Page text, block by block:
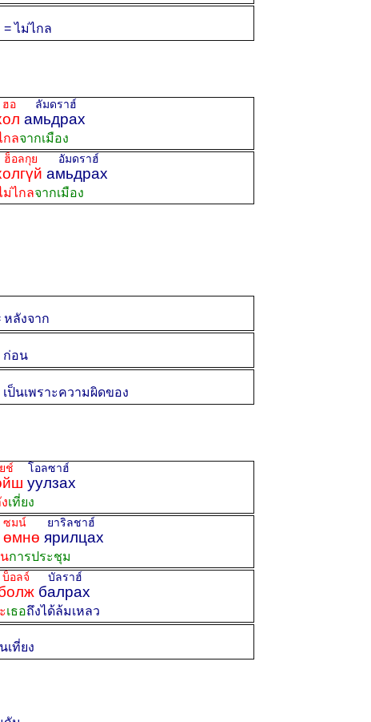
= ไม่ไกล
амьдрах
ฮอ ลัมดราฮ์
กลจากเมือง
амьдрах
ฮ็อลกุย อัมดราฮ์
ม่ไกลจากเมือง
หลังจาก
ก่อน
เป็นเพราะความผิดของ
уулзах
ช์ โอลซาฮ์
เที่ยง
өмнө ярилцах
ซมน์ยาริลชาฮ์
การประชุม
балрах
บ็อลจ์ บัลราฮ์
เธอถึงได้ล้มเหลว
เที่ยง